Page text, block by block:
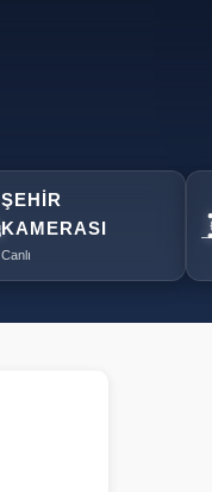
ŞEHIR
KAMERASI
Canlı